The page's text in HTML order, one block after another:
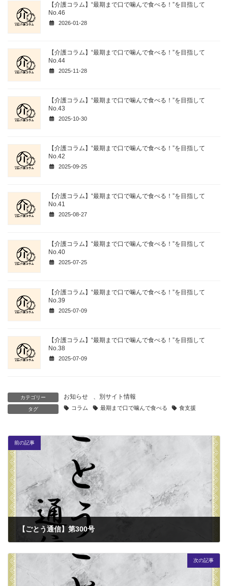
【介護コラム】“最期まで口で噛んで食べる！”を目指して
No.46
2026-01-28
【介護コラム】“最期まで口で噛んで食べる！”を目指して
No.44
2025-11-28
【介護コラム】“最期まで口で噛んで食べる！”を目指して
No.43
2025-10-30
【介護コラム】“最期まで口で噛んで食べる！”を目指して
No.42
2025-09-25
【介護コラム】“最期まで口で噛んで食べる！”を目指して
No.41
2025-08-27
【介護コラム】“最期まで口で噛んで食べる！”を目指して
No.40
2025-07-25
【介護コラム】“最期まで口で噛んで食べる！”を目指して
No.39
2025-07-09
【介護コラム】“最期まで口で噛んで食べる！”を目指して
No.38
2025-07-09
カテゴリー お知らせ 、 別サイト情報
タグ コラム 最期まで口で噛んで食べる 食支援
前の記事
【ごとう通信】第300号
次の記事